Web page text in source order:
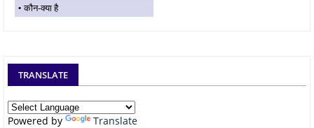
कौन-क्या है
TRANSLATE
Powered by Translate